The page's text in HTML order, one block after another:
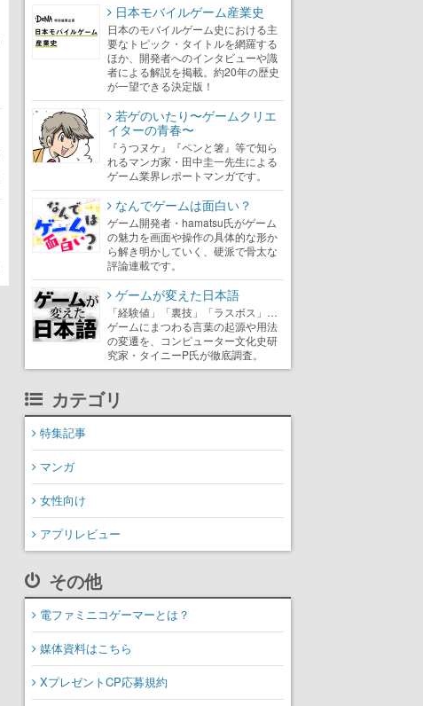
日本モバイルゲーム産業史
日本のモバイルゲーム史における主
要なトピック・タイトルを網羅する
ほか、開発者へのインタビューや識
者による解説を掲載。約20年の歴史
が一望できる決定版！
若ゲのいたり〜ゲームクリエ
イターの青春〜
『うつヌケ』『ペンと箸』等で知ら
れるマンガ家・田中圭一先生による
ゲーム業界レポートマンガです。
なんでゲームは面白い？
ゲーム開発者・hamatsu氏がゲーム
の魅力を画面や操作の具体的な形か
ら解き明かしていく、硬派で骨太な
評論連載です。
ゲームが変えた日本語
「経験値」「裏技」「ラスボス」…
ゲームにまつわる言葉の起源や用法
の変遷を、コンピューター文化史研
究家・タイニーP氏が徹底調査。
カテゴリ
特集記事
マンガ
女性向け
アプリレビュー
その他
電ファミニコゲーマーとは？
媒体資料はこちら
XプレゼントCP応募規約